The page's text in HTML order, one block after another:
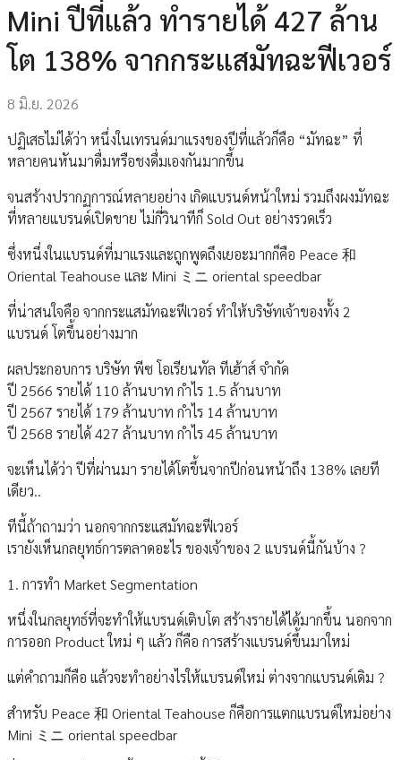
Mini ปีที่แล้ว ทำรายได้ 427 ล้าน
โต 138% จากกระแสมัทฉะฟีเวอร์
8 มิ.ย. 2026
ปฏิเสธไม่ได้ว่า หนึ่งในเทรนด์มาแรงของปีที่แล้วก็คือ “มัทฉะ” ที่
หลายคนหันมาดื่มหรือชงดื่มเองกันมากขึ้น
จนสร้างปรากฏการณ์หลายอย่าง เกิดแบรนด์หน้าใหม่ รวมถึงผงมัทฉะ
ที่หลายแบรนด์เปิดขาย ไม่กี่วินาทีก็ Sold Out อย่างรวดเร็ว
ซึ่งหนึ่งในแบรนด์ที่มาแรงและถูกพูดถึงเยอะมากก็คือ Peace 和
Oriental Teahouse และ Mini ミニ oriental speedbar
ที่น่าสนใจคือ จากกระแสมัทฉะฟีเวอร์ ทำให้บริษัทเจ้าของทั้ง 2
แบรนด์ โตขึ้นอย่างมาก
ผลประกอบการ บริษัท พีซ โอเรียนทัล ทีเฮ้าส์ จำกัด
ปี 2566 รายได้ 110 ล้านบาท กำไร 1.5 ล้านบาท
ปี 2567 รายได้ 179 ล้านบาท กำไร 14 ล้านบาท
ปี 2568 รายได้ 427 ล้านบาท กำไร 45 ล้านบาท
จะเห็นได้ว่า ปีที่ผ่านมา รายได้โตขึ้นจากปีก่อนหน้าถึง 138% เลยที
เดียว..
ทีนี้ถ้าถามว่า นอกจากกระแสมัทฉะฟีเวอร์
เรายังเห็นกลยุทธ์การตลาดอะไร ของเจ้าของ 2 แบรนด์นี้กันบ้าง ?
1. การทำ Market Segmentation
หนึ่งในกลยุทธ์ที่จะทำให้แบรนด์เติบโต สร้างรายได้ได้มากขึ้น นอกจาก
การออก Product ใหม่ ๆ แล้ว ก็คือ การสร้างแบรนด์ขึ้นมาใหม่
แต่คำถามก็คือ แล้วจะทำอย่างไรให้แบรนด์ใหม่ ต่างจากแบรนด์เดิม ?
สำหรับ Peace 和 Oriental Teahouse ก็คือการแตกแบรนด์ใหม่อย่าง
Mini ミニ oriental speedbar